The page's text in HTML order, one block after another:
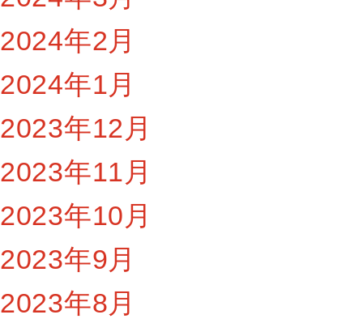
2024年2月
2024年1月
2023年12月
2023年11月
2023年10月
2023年9月
2023年8月